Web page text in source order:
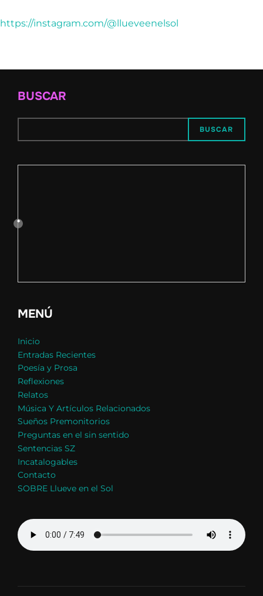
https://instagram.com/@llueveenelsol
BUSCAR
BUSCAR
MENÚ
Inicio
Entradas Recientes
Poesía y Prosa
Reflexiones
Relatos
Música Y Artículos Relacionados
Sueños Premonitorios
Preguntas en el sin sentido
Sentencias SZ
Incatalogables
Contacto
SOBRE Llueve en el Sol